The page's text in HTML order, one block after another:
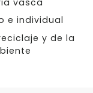
e individual
y de la